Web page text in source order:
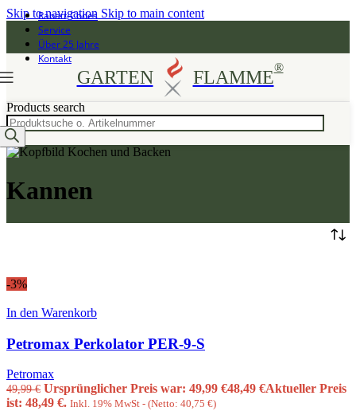
Skip to navigation Skip to main content
Rabatt-Codes
Service
Über 25 Jahre
Kontakt
GARTEN FLAMME®
Products search
Kannen
-3%
In den Warenkorb
Petromax Perkolator PER-9-S
Petromax
49,99€ Ursprünglicher Preis war: 49,99 €48,49 €Aktueller Preis
ist: 48,49 €. Inkl. 19% MwSt - (Netto: 40,75 €)